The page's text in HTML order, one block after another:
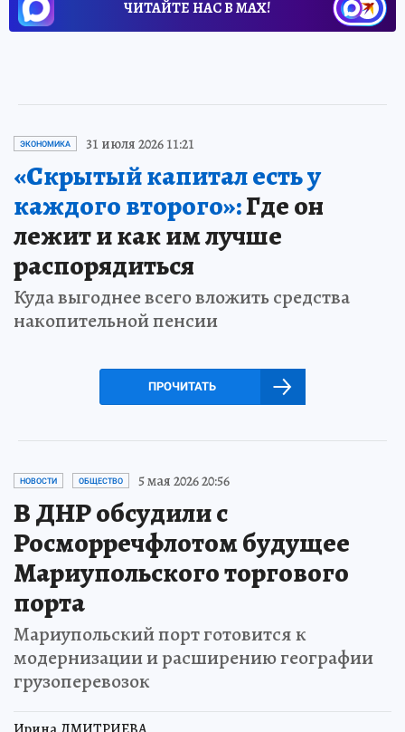
ЧИТАЙТЕ НАС В МАХ!
ЭКОНОМИКА 31 июля 2026 11:21
«Скрытый капитал есть у
каждого второго»:Где он
лежит и как им лучше
распорядиться
Куда выгоднее всего вложить средства
накопительной пенсии
ПРОЧИТАТЬ
НОВОСТИ ОБЩЕСТВО 5 мая 2026 20:56
В ДНР обсудили с
Росморречфлотом будущее
Мариупольского торгового
порта
Мариупольский порт готовится к
модернизации и расширению географии
грузоперевозок